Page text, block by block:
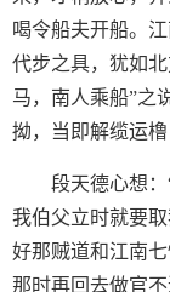
喝令船夫开船。
代步之具，犹如
马，南人乘船”之
拗，当即解缆运橹
段天德心想
我伯父立时就要
好那贼道和江南
那时再回去做官